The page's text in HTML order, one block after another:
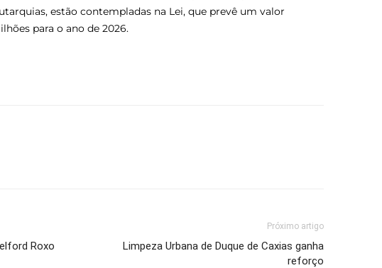
estão contempladas na Lei, que prevê um valor
para o ano de 2026.
Roxo
Próximo artigo
Limpeza Urbana de Duque de Caxias ganha
reforço